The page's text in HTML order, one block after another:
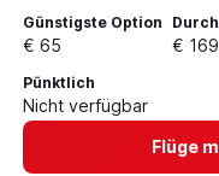
Günstigste Option
€ 65 € 169
Pünktlich
Nicht verfügbar
Flüge